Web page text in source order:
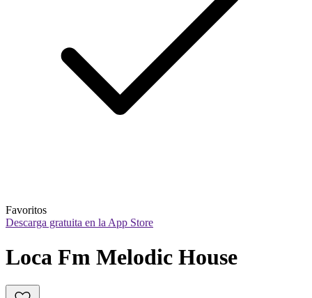
Favoritos
Descarga gratuita en la App Store
Loca Fm Melodic House